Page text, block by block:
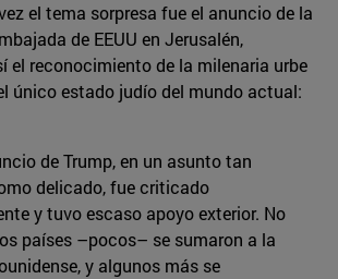
el tema sorpresa fue el anuncio de la
de EEUU en Jerusalén,
el reconocimiento de la milenaria urbe
único estado judío del mundo actual:
de Trump, en un asunto tan
delicado, fue criticado
y tuvo escaso apoyo exterior. No
países –pocos– se sumaron a la
y algunos más se